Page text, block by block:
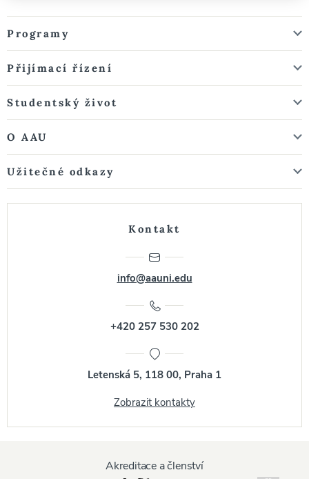
Programy
Přijímací řízení
Studentský život
O AAU
Užitečné odkazy
Kontakt
info@aauni.edu
+420 257 530 202
Letenská 5, 118 00, Praha 1
Zobrazit kontakty
Akreditace a členství